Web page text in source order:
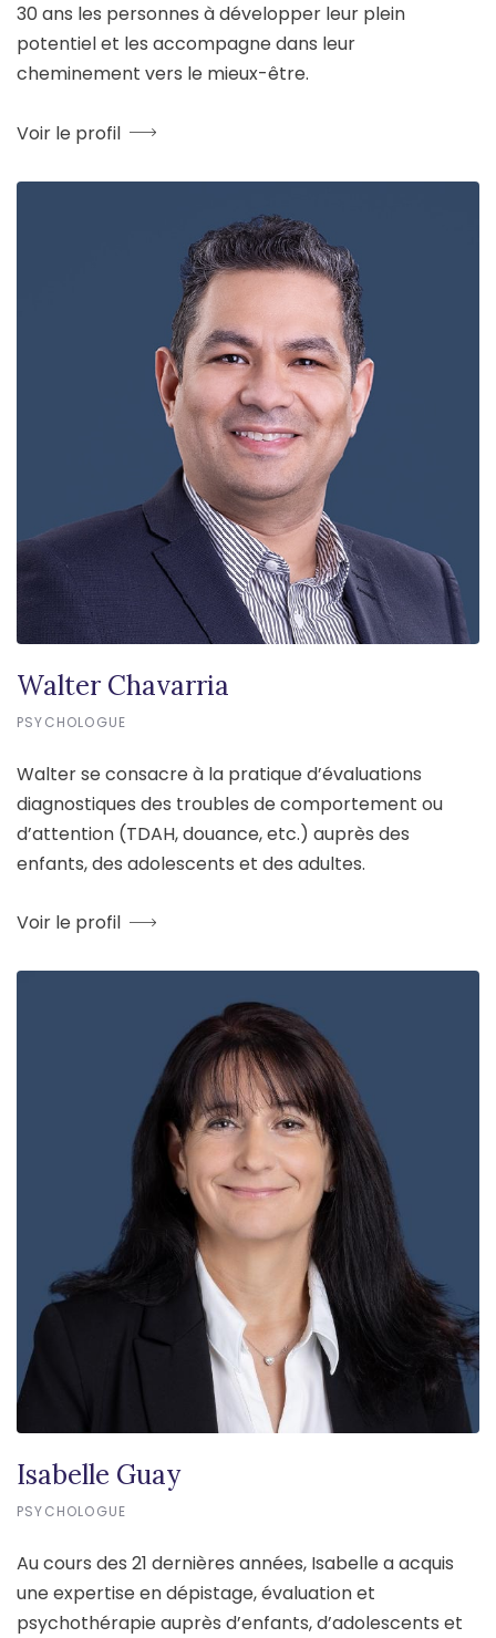
30 ans les personnes à développer leur plein
potentiel et les accompagne dans leur
cheminement vers le mieux-être.
Voir le profil
Walter Chavarria
PSYCHOLOGUE
Walter se consacre à la pratique d’évaluations
diagnostiques des troubles de comportement ou
d’attention (TDAH, douance, etc.) auprès des
enfants, des adolescents et des adultes.
Voir le profil
Isabelle Guay
PSYCHOLOGUE
Au cours des 21 dernières années, Isabelle a acquis
une expertise en dépistage, évaluation et
psychothérapie auprès d’enfants, d’adolescents et